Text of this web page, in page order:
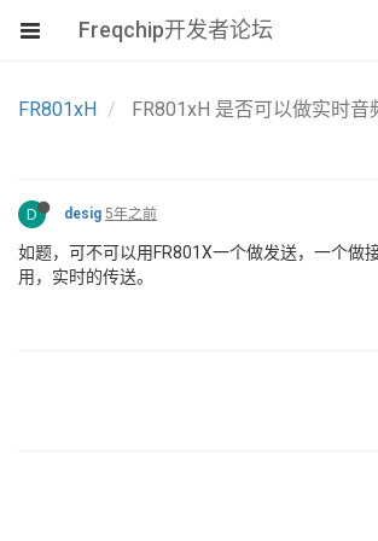
Freqchip开发者论坛
FR801xH FR801xH 是否可以做实时音
D desig 5年之前
如题，可不可以用FR801X一个做发送，一个做
用，实时的传送。